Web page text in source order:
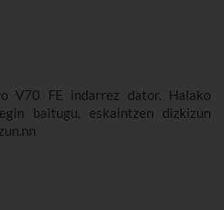
V70 FE indarrez dator. Halako
baitugu, eskaintzen dizkizun